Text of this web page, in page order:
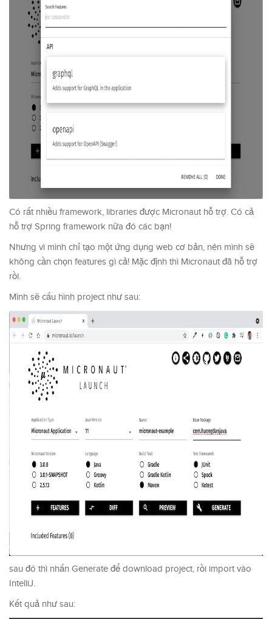
Có rất nhiều framework, libraries được Micronaut hỗ trợ. Có cả
hỗ trợ Spring framework nữa đó các bạn!
Nhưng vì mình chỉ tạo một ứng dụng web cơ bản, nên mình sẽ
không cần chọn features gì cả! Mặc định thì Micronaut đã hỗ trợ
rồi.
Mình sẽ cấu hình project như sau:
sau đó thì nhấn Generate để download project, rồi import vào
IntelliJ.
Kết quả như sau: